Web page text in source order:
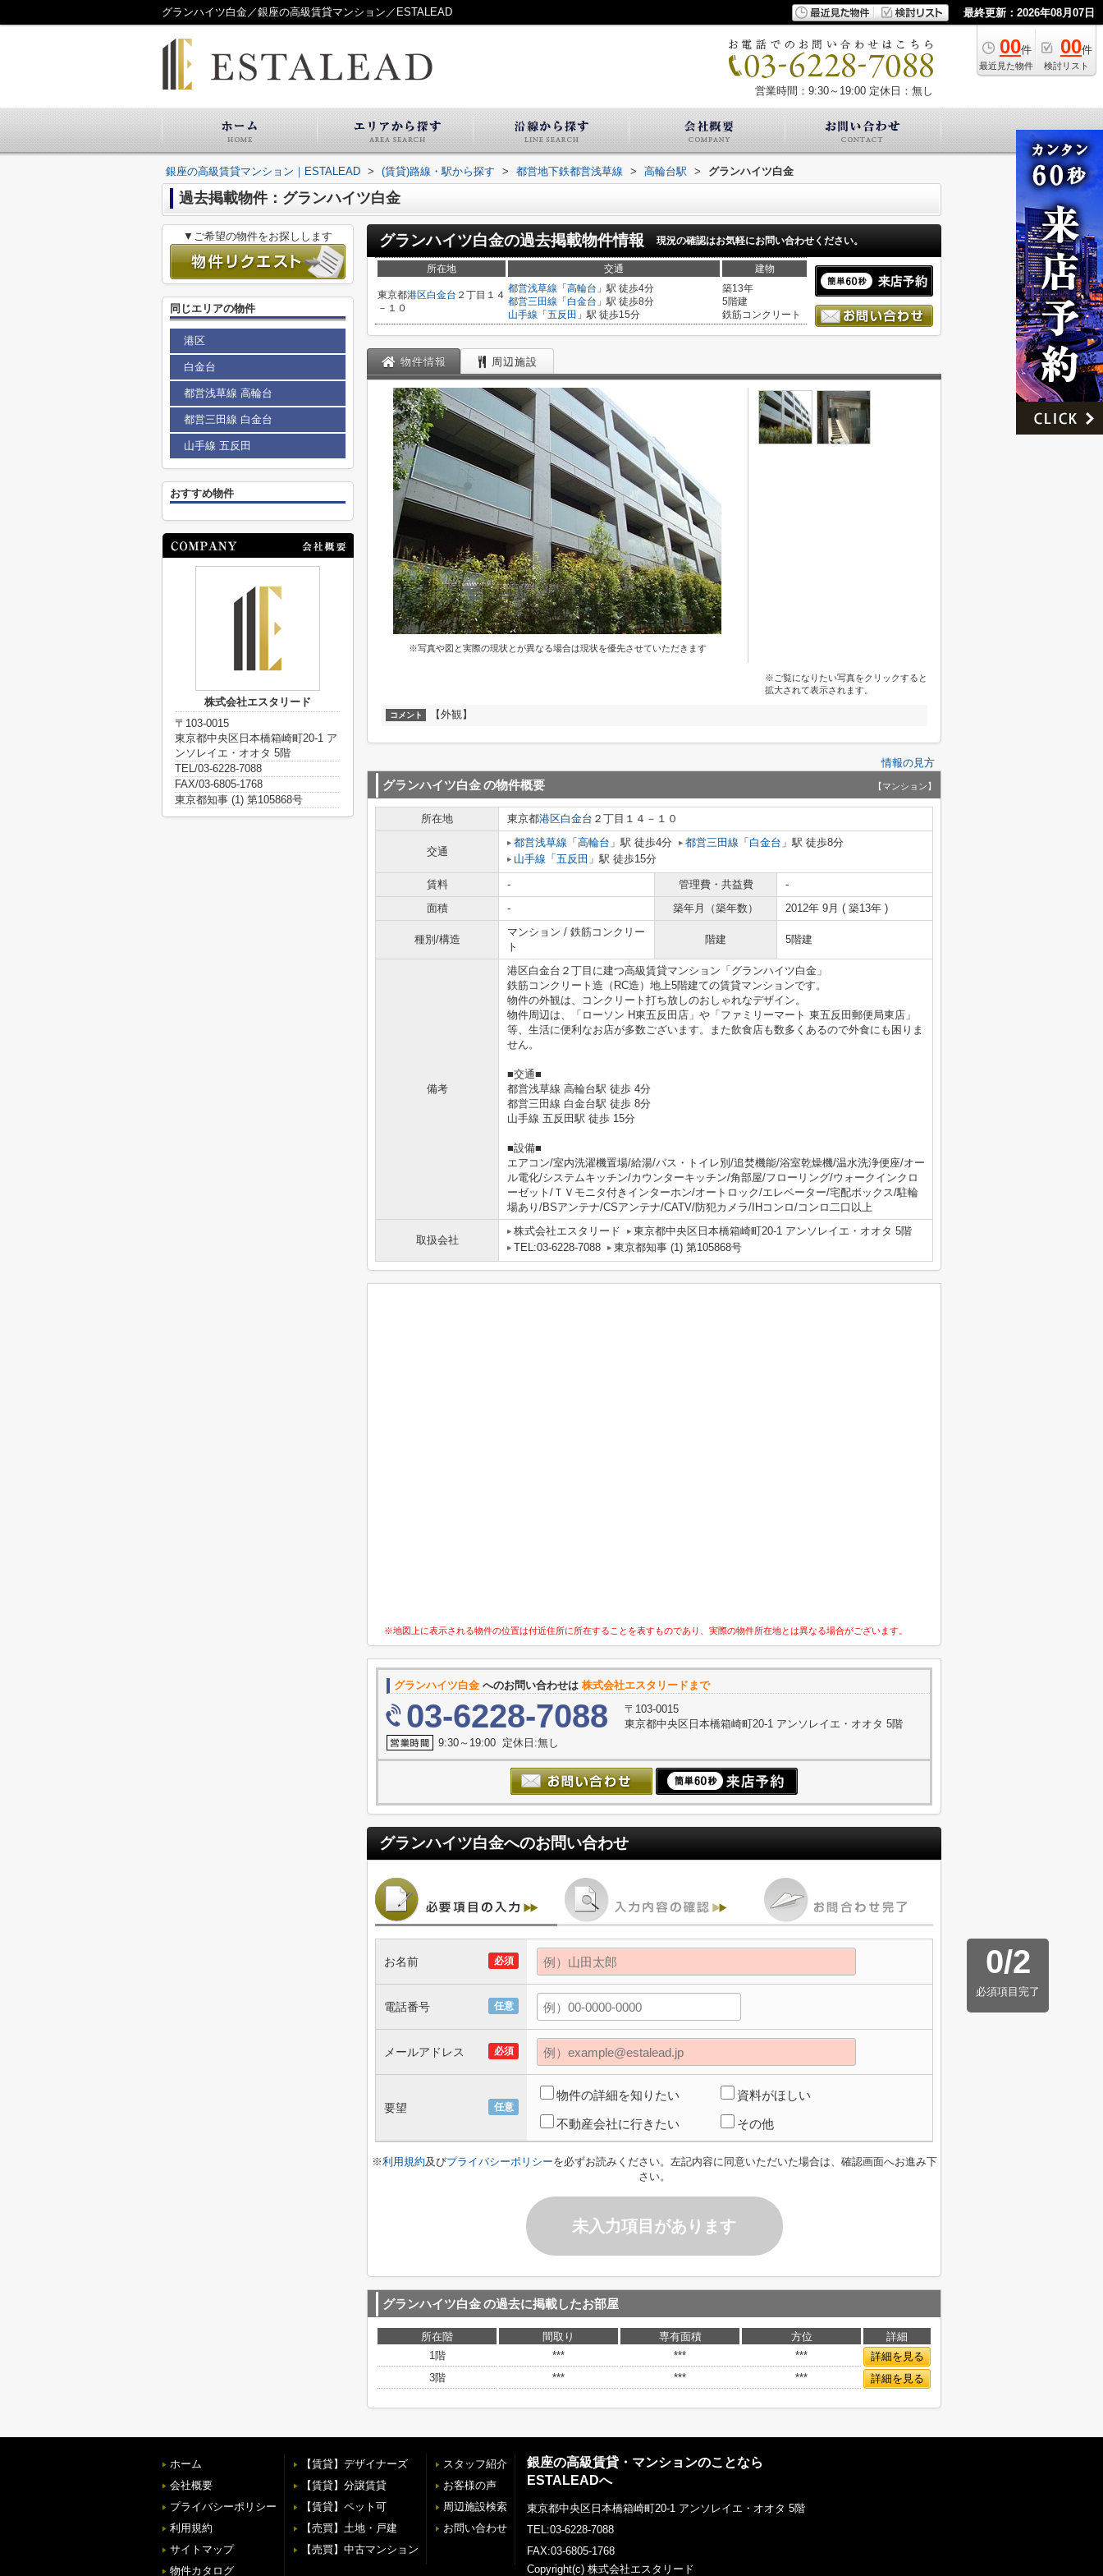
グランハイツ白金／銀座の高級賃貸マンション／ESTALEAD 最終更新：2026年08月07日
00件
最近見た物件
00件
検討リスト
営業時間：9:30～19:00 定休日：無し
銀座の高級賃貸マンション｜ESTALEAD > (賃貸)路線・駅から探す > 都営地下鉄都営浅草線 > 高輪台駅 > グランハイツ白金
過去掲載物件：グランハイツ白金
グランハイツ白金の過去掲載物件情報 現況の確認はお気軽にお問い合わせください。
所在地 交通 建物
東京都港区白金台 ２丁目１４
－１０
都営浅草線 「 高輪台 」駅 徒歩4分
都営三田線 「 白金台 」駅 徒歩8分
山手線 「 五反田 」駅 徒歩15分
築13年
5階建
鉄筋コンクリート
物件情報 周辺施設
※写真や図と実際の現状とが異なる場合は現状を優先させていただきます
※ご覧になりたい写真をクリックすると
拡大されて表示されます。
コメント 【外観】
情報の見方
グランハイツ白金の物件概要 【マンション】
所在地 東京都港区白金台 ２丁目１４－１０
交通
都営浅草線 「 高輪台 」駅 徒歩4分 都営三田線 「 白金台 」駅 徒歩8分
山手線 「 五反田 」駅 徒歩15分
賃料 - 管理費・共益費
-
面積
- 築年月（築年数） 2012年 9月 ( 築13年 )
種別/構造
マンション / 鉄筋コンクリー
ト
階建 5階建
備考
港区白金台２丁目に建つ高級賃貸マンション「グランハイツ白金」
鉄筋コンクリート造（RC造）地上5階建ての賃貸マンションです。
物件の外観は、コンクリート打ち放しのおしゃれなデザイン。
物件周辺は、「ローソン H東五反田店」や「ファミリーマート 東五反田郵便局東店」
等、生活に便利なお店が多数ございます。また飲食店も数多くあるので外食にも困りま
せん。
■交通■
都営浅草線 高輪台駅 徒歩 4分
都営三田線 白金台駅 徒歩 8分
山手線 五反田駅 徒歩 15分
■設備■
エアコン/室内洗濯機置場/給湯/バス・トイレ別/追焚機能/浴室乾燥機/温水洗浄便座/オー
ル電化/システムキッチン/カウンターキッチン/角部屋/フローリング/ウォークインクロ
ーゼット/ＴＶモニタ付きインターホン/オートロック/エレベーター/宅配ボックス/駐輪
場あり/BSアンテナ/CSアンテナ/CATV/防犯カメラ/IHコンロ/コンロ二口以上
取扱会社
株式会社エスタリード
東京都中央区日本橋箱崎町20-1 アンソレイエ・オオタ 5階
TEL:03-6228-7088
東京都知事 (1) 第105868号
※地図上に表示される物件の位置は付近住所に所在することを表すものであり、実際の物件所在地とは異なる場合がございます。
グランハイツ白金 へのお問い合わせは 株式会社エスタリードまで
03-6228-7088
〒103-0015
東京都中央区日本橋箱崎町20-1 アンソレイエ・オオタ 5階
9:30～19:00 定休日:無し
グランハイツ白金へのお問い合わせ
0/2
必須項目完了
必須
お名前
任意
電話番号
必須
メールアドレス
任意
要望
物件の詳細を知りたい 資料がほしい
不動産会社に行きたい その他
※利用規約及びプライバシーポリシーを必ずお読みください。左記内容に同意いただいた場合は、確認画面へお進み下
さい。
未入力項目があります
グランハイツ白金の過去に掲載したお部屋
所在階 間取り 専有面積 方位
詳細
1階
*** *** ***
詳細を見る
3階
*** *** *** 詳細を見る
▼ご希望の物件をお探しします
同じエリアの物件
港区
白金台
都営浅草線 高輪台
都営三田線 白金台
山手線 五反田
おすすめ物件
株式会社エスタリード
〒103-0015
東京都中央区日本橋箱崎町20-1 ア
ンソレイエ・オオタ 5階
TEL/03-6228-7088
FAX/03-6805-1768
東京都知事 (1) 第105868号
ホーム
会社概要
プライバシーポリシー
利用規約
サイトマップ
物件カタログ
【賃貸】デザイナーズ
【賃貸】分譲賃貸
【賃貸】ペット可
【売買】土地・戸建
【売買】中古マンション
スタッフ紹介
お客様の声
周辺施設検索
お問い合わせ
銀座の高級賃貸・マンションのことなら
ESTALEADへ
東京都中央区日本橋箱崎町20-1 アンソレイエ・オオタ 5階
TEL:03-6228-7088
FAX:03-6805-1768
Copyright(c) 株式会社エスタリード